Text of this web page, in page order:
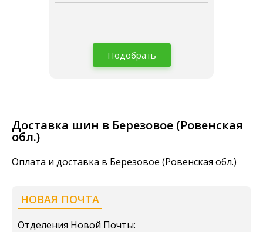
Подобрать
Доставка шин в Березовое (Ровенская
обл.)
Оплата и доставка в Березовое (Ровенская обл.)
НОВАЯ ПОЧТА
Отделения Новой Почты: